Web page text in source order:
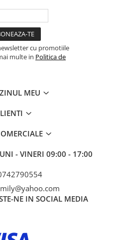
cu promotiile
multe in Politica de
MEU
- VINERI 09:00 - 17:00
NE IN SOCIAL MEDIA